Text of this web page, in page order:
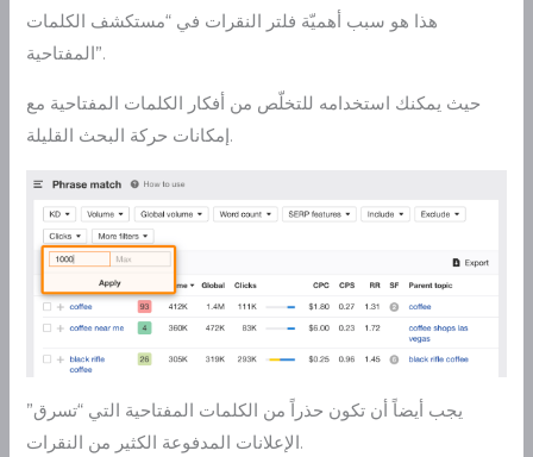
هذا هو سبب أهميّة فلتر النقرات في “مستكشف الكلمات
المفتاحية”.
حيث يمكنك استخدامه للتخلّص من أفكار الكلمات المفتاحية مع
إمكانات حركة البحث القليلة.
يجب أيضاً أن تكون حذراً من الكلمات المفتاحية التي “تسرق”
الإعلانات المدفوعة الكثير من النقرات.